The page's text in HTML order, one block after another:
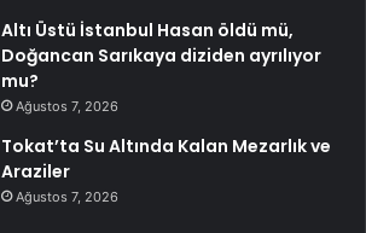
Altı Üstü İstanbul Hasan öldü mü,
Doğancan Sarıkaya diziden ayrılıyor
mu?
Ağustos 7, 2026
Tokat’ta Su Altında Kalan Mezarlık ve
Araziler
Ağustos 7, 2026